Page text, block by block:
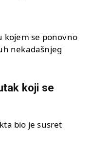
kojem se ponovno
nekadašnjeg
koji se
bio je susret